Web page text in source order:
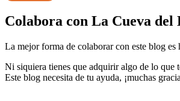
Channel
Feed
Colabora con La Cueva del
La mejor forma de colaborar con este blog es
Ni siquiera tienes que adquirir algo de lo que
Este blog necesita de tu ayuda, ¡muchas